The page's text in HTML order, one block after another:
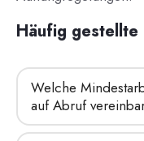
Häufig gestellte
Welche
auf Abruf